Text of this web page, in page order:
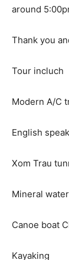
around
Thank you
Tour incluch
Modern A/C
English
Xom Trau
Mineral
Canoe boat
Kayaking